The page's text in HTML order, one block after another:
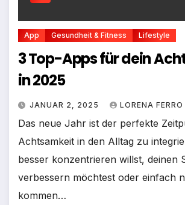
App Gesundheit & Fitness Lifestyle
3 Top-Apps für dein
in 2025
JANUAR 2, 2025 LORENA FERRO
Das neue Jahr ist der perfekte
Achtsamkeit in den Alltag zu
besser konzentrieren willst, deinen
verbessern möchtest oder einfach
kommen…